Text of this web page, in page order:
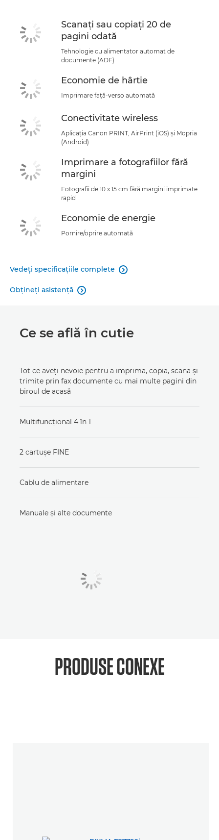
Scanaţi sau copiaţi 20 de
pagini odată
Tehnologie cu alimentator automat de
documente (ADF)
Economie de hârtie
Imprimare faţă-verso automată
Conectivitate wireless
Aplicaţia Canon PRINT, AirPrint (iOS) şi Mopria
(Android)
Imprimare a fotografiilor fără
margini
Fotografii de 10 x 15 cm fără margini imprimate
rapid
Economie de energie
Pornire/oprire automată
Vedeţi specificaţiile complete 
Obţineţi asistenţă 
Ce se află în cutie
Tot ce aveţi nevoie pentru a imprima, copia, scana şi
trimite prin fax documente cu mai multe pagini din
biroul de acasă
Multifuncţional 4 în 1
2 cartuşe FINE
Cablu de alimentare
Manuale şi alte documente
PRODUSE CONEXE